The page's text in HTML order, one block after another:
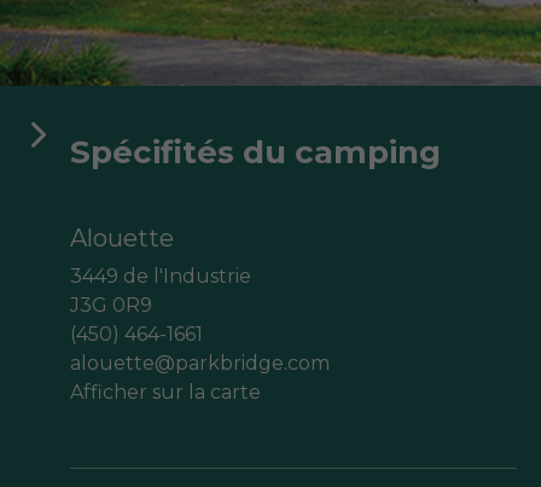
des Érables
Spécifités du camping
Alouette
3449 de l'Industrie
J3G 0R9
(450) 464-1661
alouette@parkbridge.com
Afficher sur la carte